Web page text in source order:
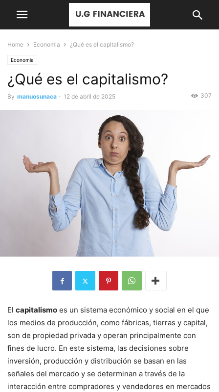
Home Economia ¿Qué es el capitalismo?
Economia
¿Qué es el capitalismo?
By manuosunaca - 12 de abril de 2025 307
El capitalismo es un sistema económico y social en el que
los medios de producción, como fábricas, tierras y capital,
son de propiedad privada y operan principalmente con
fines de lucro. En este sistema, las decisiones sobre
inversión, producción y distribución se basan en las
señales del mercado y se determinan a través de la
interacción entre compradores y vendedores en mercados